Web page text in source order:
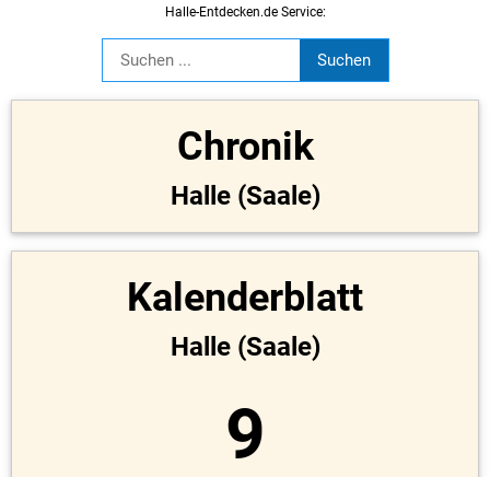
Halle-Entdecken.de Service:
Chronik
Halle (Saale)
Kalenderblatt
Halle (Saale)
9